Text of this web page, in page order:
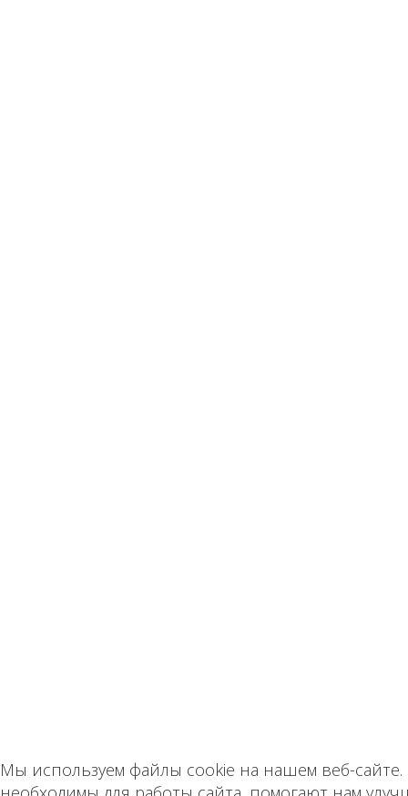
Мы используем файлы cookie на нашем веб-